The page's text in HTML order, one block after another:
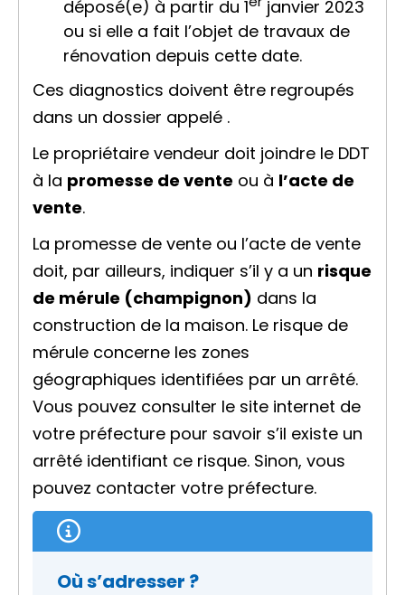
déposé(e) à partir du 1
janvier 2023
ou si elle a fait l’objet de travaux de
rénovation depuis cette date.
Ces diagnostics doivent être regroupés
dans un dossier appelé .
Le propriétaire vendeur doit joindre le DDT
à la promesse de vente ou à l’acte de
vente.
La promesse de vente ou l’acte de vente
doit, par ailleurs, indiquer s’il y a un risque
de mérule (champignon) dans la
construction de la maison. Le risque de
mérule concerne les zones
géographiques identifiées par un arrêté.
Vous pouvez consulter le site internet de
votre préfecture pour savoir s’il existe un
arrêté identifiant ce risque. Sinon, vous
pouvez contacter votre préfecture.
Où s’adresser ?